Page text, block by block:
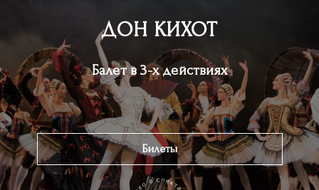
ДОН КИХОТ
Балет в 3-х действиях
Билеты